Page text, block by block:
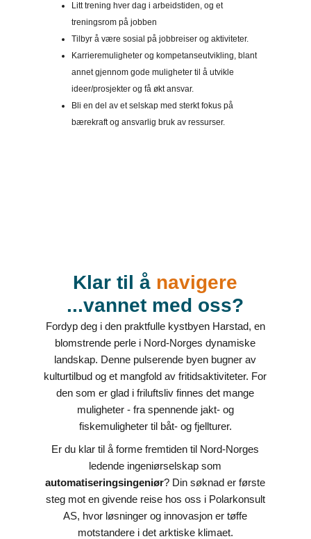
Litt trening hver dag i arbeidstiden, og et
treningsrom på jobben
Tilbyr å være sosial på jobbreiser og aktiviteter.
Karrieremuligheter og kompetanseutvikling, blant
annet gjennom gode muligheter til å utvikle
ideer/prosjekter og få økt ansvar.
Bli en del av et selskap med sterkt fokus på
bærekraft og ansvarlig bruk av ressurser.
Klar til å navigere
...vannet med oss?
Fordyp deg i den praktfulle kystbyen Harstad, en
blomstrende perle i Nord-Norges dynamiske
landskap. Denne pulserende byen bugner av
kulturtilbud og et mangfold av fritidsaktiviteter. For
den som er glad i friluftsliv finnes det mange
muligheter - fra spennende jakt- og
fiskemuligheter til båt- og fjellturer.
Er du klar til å forme fremtiden til Nord-Norges
ledende ingeniørselskap som
automatiseringsingeniør? Din søknad er første
steg mot en givende reise hos oss i Polarkonsult
AS, hvor løsninger og innovasjon er tøffe
motstandere i det arktiske klimaet.